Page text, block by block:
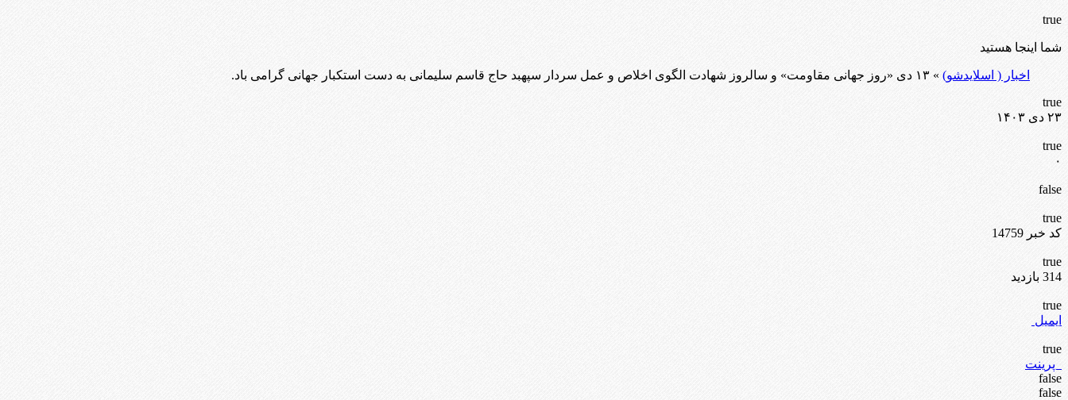
true
شما اینجا هستید
اخبار ( اسلایدشو) » ۱۳ دی «روز جهانی مقاومت» و سالروز شهادت الگوی اخلاص و عمل سردار سپهبد حاج قاسم سلیمانی به دست استکبار جهانی گرامی باد.
true
۲۳ دی ۱۴۰۳
true
۰
false
true
کد خبر 14759
true
314 بازدید
true
ایمیل
true
پرینت
false
false